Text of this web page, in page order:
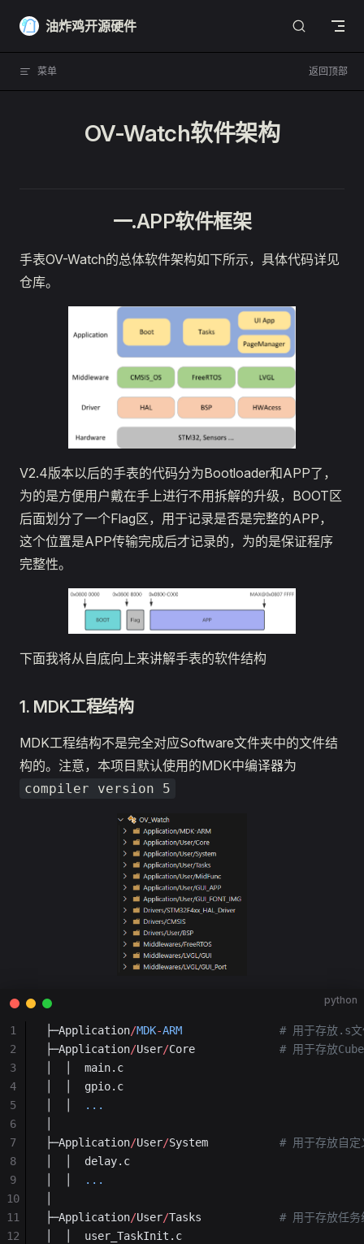
Skip to content
油炸鸡开源硬件
菜单 返回顶部
OV-Watch软件架构
一.APP软件框架
手表OV-Watch的总体软件架构如下所示，具体代码详见
仓库。
V2.4版本以后的手表的代码分为Bootloader和APP了，
为的是方便用户戴在手上进行不用拆解的升级，BOOT区
后面划分了一个Flag区，用于记录是否是完整的APP，
这个位置是APP传输完成后才记录的，为的是保证程序
完整性。
下面我将从自底向上来讲解手表的软件结构
1. MDK工程结构
MDK工程结构不是完全对应Software文件夹中的文件结
构的。注意，本项目默认使用的MDK中编译器为
compiler version 5
python
├─Application/MDK-ARM
# 用于存放.s文
├─Application/User/Core # 用于存放
│  │  main.c
│  │  gpio.c
...
├─Application/User/System # 用于存放自
│  │  delay.c
...
├─Application/User/Tasks # 用于存放任务
│  │  user_TaskInit.c
1
2
3
4
5
6
7
8
9
10
11
12